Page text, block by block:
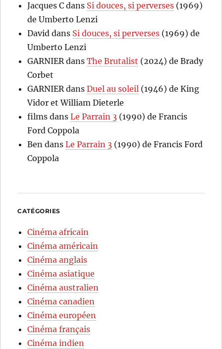
Jacques C dans Si douces, si perverses (1969)
de Umberto Lenzi
David dans Si douces, si perverses (1969) de
Umberto Lenzi
GARNIERdansThe Brutalist (2024) de Brady
Corbet
GARNIERdansDuel au soleil (1946) de King
Vidor et William Dieterle
films dansLe Parrain 3 (1990) de Francis
Ford Coppola
Ben dansLe Parrain 3 (1990) de Francis Ford
Coppola
CATÉGORIES
Cinéma africain
Cinéma américain
Cinéma anglais
Cinéma asiatique
Cinéma australien
Cinéma canadien
Cinéma européen
Cinéma français
Cinéma indien